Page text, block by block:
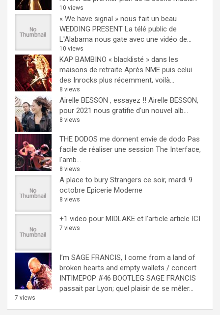
10 views
« We have signal » nous fait un beau
WEDDING PRESENT La télé public de
L'Alabama nous gate avec une vidéo de...
10 views
KAP BAMBINO « blacklisté » dans les
maisons de retraite Après NME puis celui
des Inrocks plus récemment, voilà...
8 views
Airelle BESSON , essayez !! Airelle BESSON,
pour 2021 nous gratifie d'un nouvel alb...
8 views
THE DODOS me donnent envie de dodo Pas
facile de réaliser une session The Interface,
l'amb...
8 views
A place to bury Strangers ce soir, mardi 9
octobre Epicerie Moderne
8 views
+1 video pour MIDLAKE et l’article article ICI
7 views
I’m SAGE FRANCIS, I come from a land of
broken hearts and empty wallets / concert
INTIMEPOP #46 BOOTLEG SAGE FRANCIS
passait par Lyon; quel plaisir de se mêler...
7 views